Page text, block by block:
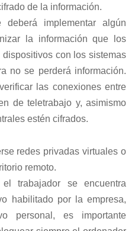
de la información.
implementar algún
la información que los
con los sistemas
no se perderá información.
las conexiones entre
de teletrabajo y, asimismo
estén cifrados.
redes privadas virtuales o
remoto.
trabajador se encuentra
habilitado por la empresa,
personal, es importante